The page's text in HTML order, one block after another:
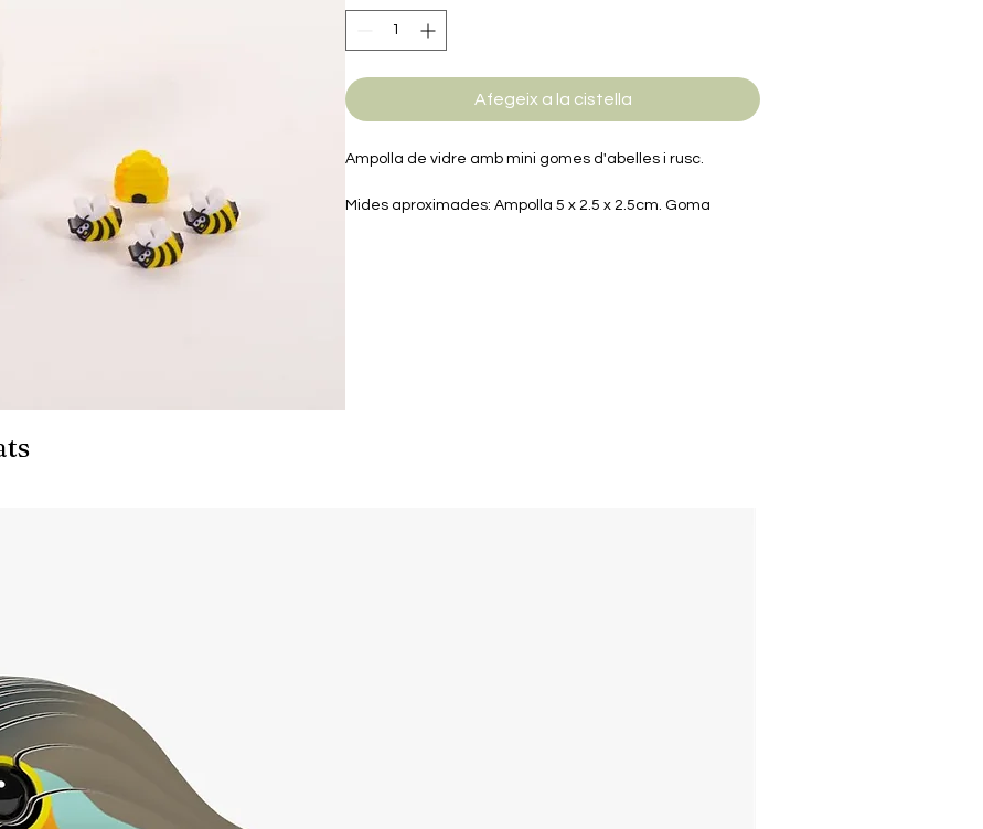
Afegeix a la cistella
Ampolla de vidre amb mini gomes d'abelles i rusc.
Mides aproximades: Ampolla 5 x 2.5 x 2.5cm. Goma